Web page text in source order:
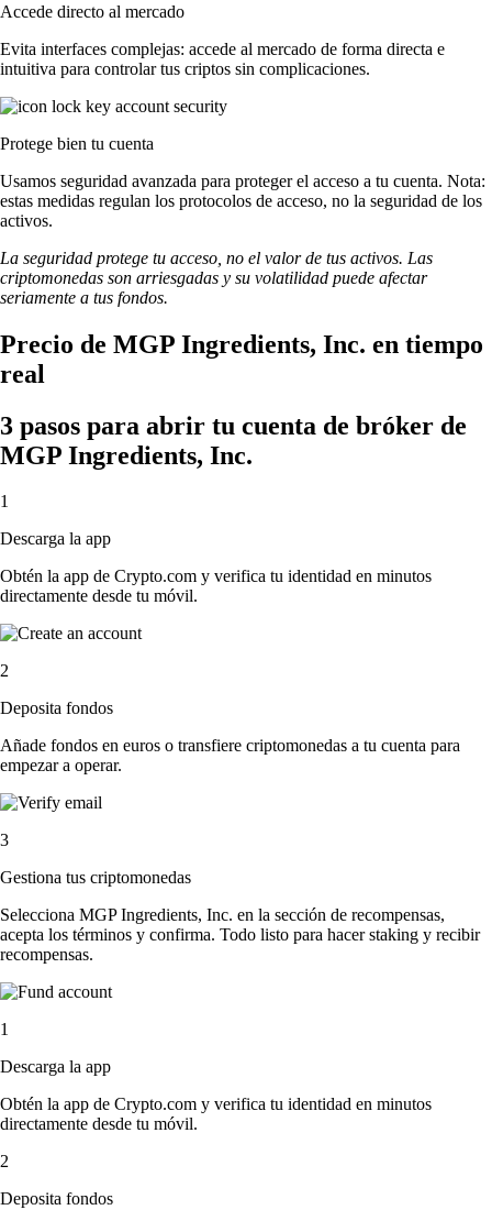
Accede directo al mercado
Evita interfaces complejas: accede al mercado de forma directa e
intuitiva para controlar tus criptos sin complicaciones.
Protege bien tu cuenta
Usamos seguridad avanzada para proteger el acceso a tu cuenta. Nota:
estas medidas regulan los protocolos de acceso, no la seguridad de los
activos.
La seguridad protege tu acceso, no el valor de tus activos. Las
criptomonedas son arriesgadas y su volatilidad puede afectar
seriamente a tus fondos.
Precio de MGP Ingredients, Inc. en tiempo
real
3 pasos para abrir tu cuenta de bróker de
MGP Ingredients, Inc.
1
Descarga la app
Obtén la app de Crypto.com y verifica tu identidad en minutos
directamente desde tu móvil.
2
Deposita fondos
Añade fondos en euros o transfiere criptomonedas a tu cuenta para
empezar a operar.
3
Gestiona tus criptomonedas
Selecciona MGP Ingredients, Inc. en la sección de recompensas,
acepta los términos y confirma. Todo listo para hacer staking y recibir
recompensas.
1
Descarga la app
Obtén la app de Crypto.com y verifica tu identidad en minutos
directamente desde tu móvil.
2
Deposita fondos